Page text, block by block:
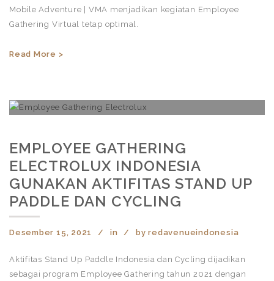
Mobile Adventure | VMA menjadikan kegiatan Employee
Gathering Virtual tetap optimal.
Read More >
EMPLOYEE GATHERING
ELECTROLUX INDONESIA
GUNAKAN AKTIFITAS STAND UP
PADDLE DAN CYCLING
Desember 15, 2021 in byredavenueindonesia
Aktifitas Stand Up Paddle Indonesia dan Cycling dijadikan
sebagai program Employee Gathering tahun 2021 dengan